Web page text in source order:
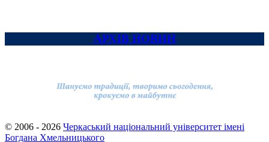
АРХІВ НОВИН
© 2006 - 2026 Черкаський національний університет імені
Богдана Хмельницького